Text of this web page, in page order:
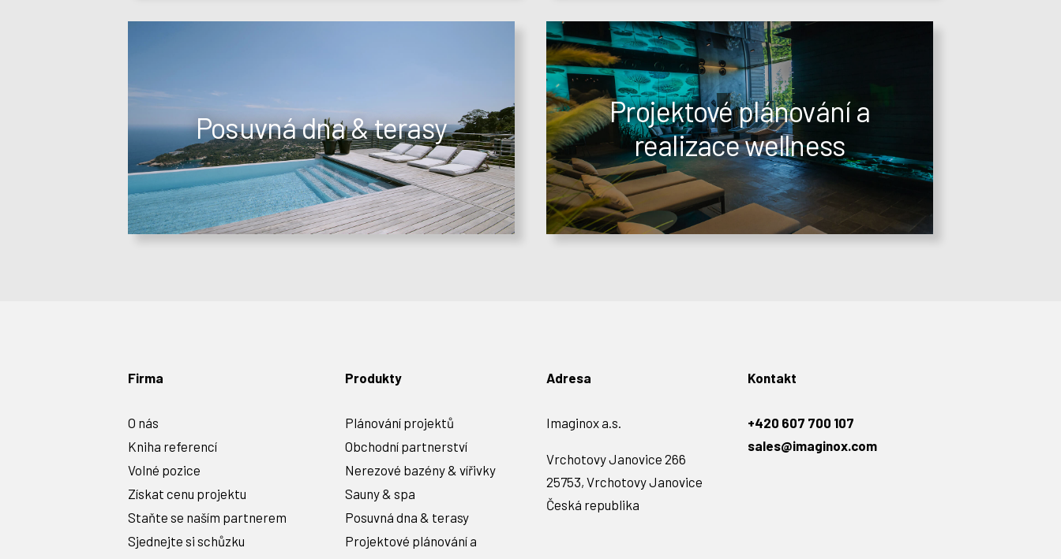
Posuvná dna & terasy
Projektové plánování a
realizace wellness
Firma
O nás
Kniha referencí
Volné pozice
Získat cenu projektu
Staňte se naším partnerem
Sjednejte si schůzku
Produkty
Plánování projektů
Obchodní partnerství
Nerezové bazény & vířivky
Sauny & spa
Posuvná dna & terasy
Projektové plánování a
Adresa
Imaginox a.s.
Vrchotovy Janovice 266
25753, Vrchotovy Janovice
Česká republika
Kontakt
+420 607 700 107
sales@imaginox.com